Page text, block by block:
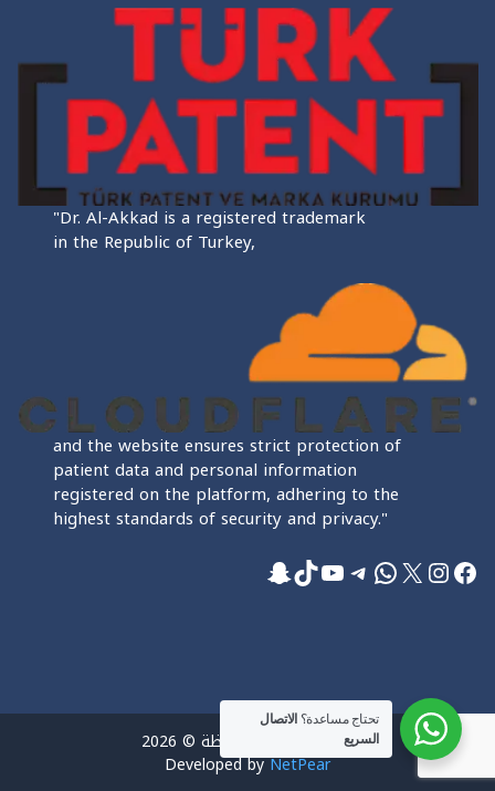
"Dr. Al-Akkad is a registered trademark
in the Republic of Turkey,
and the website ensures strict protection of
patient data and personal information
registered on the platform, adhering to the
highest standards of security and privacy."
فيسبوك
إنستجرام
إكسواتساب
تيليجرام
يوتيوب
تيك توك
سناب شات
جميع الحقوق محفوظة © 2026
Developed byNetPear
تحتاج مساعدة؟ الاتصال
السريع